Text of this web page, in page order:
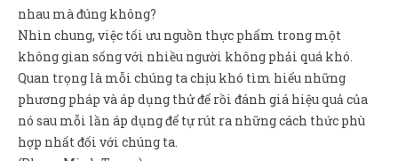
nhau mà đúng không?
Nhìn chung, việc tối ưu nguồn thực phẩm trong một
không gian sống với nhiều người không phải quá khó.
Quan trọng là mỗi chúng ta chịu khó tìm hiểu những
phương pháp và áp dụng thử để rồi đánh giá hiệu quả của
nó sau mỗi lần áp dụng để tự rút ra những cách thức phù
hợp nhất đối với chúng ta.